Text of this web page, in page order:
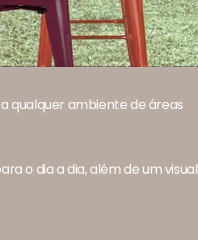
qualquer ambiente de áreas
o dia a dia, além de um visual